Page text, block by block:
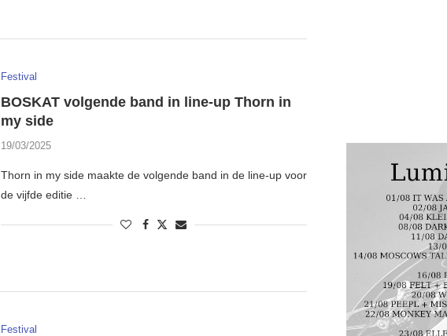
Festival
BOSKAT volgende band in line-up Thorn in
my side
19/03/2025
Thorn in my side maakte de volgende band in de line-up voor
de vijfde editie …
Festival